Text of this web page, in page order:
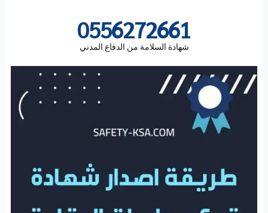
0556272661
شهادة السلامة من الدفاع المدني